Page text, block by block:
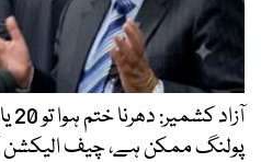
پولنگ ممکن ہے، چیف